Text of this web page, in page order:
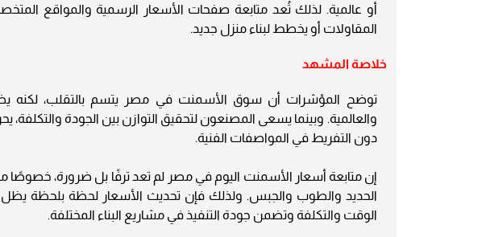
أو عالمية. لذلك تُعد متابعة صفحات الأسعار الرسمية والمواقع
المقاولات أو يخطط لبناء منزل جديد.
خلاصة المشهد
توضح المؤشرات أن سوق الأسمنت في مصر يتسم بالتقلب، لكنه يظل
والعالمية. وبينما يسعى المصنعون لتحقيق التوازن بين الجودة
دون التفريط في المواصفات الفنية.
إن متابعة أسعار الأسمنت اليوم في مصر لم تعد ترفًا بل ضرورة، خصوصًا مع
الحديد والطوب والجبس. ولذلك فإن تحديث الأسعار لحظة بلحظة يظل
الوقت والتكلفة وتضمن جودة التنفيذ في مشاريع البناء المختلفة.